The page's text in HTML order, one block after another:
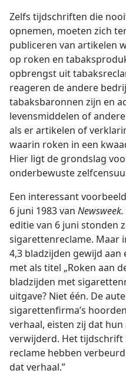
Zelfs tijdschriften die
opnemen, moeten zich
publiceren van artikelen
op roken en
opbrengst uit
reageren de andere
tabaksbaronnen zijn en
levensmiddelen of
als er artikelen of
waarin roken in een
Hier ligt de grondslag
onderbewuste
Een interessant
6 juni 1983 van Newsweek.
editie van 6 juni stonden
sigarettenreclame. Maar
4,3 bladzijden gewijd
met als titel „Roken aan
bladzijden met
uitgave? Niet één. De
sigarettenfirma’s
verhaal, eisten zij dat
verwijderd. Het tijdschrift
reclame hebben
dat verhaal.”